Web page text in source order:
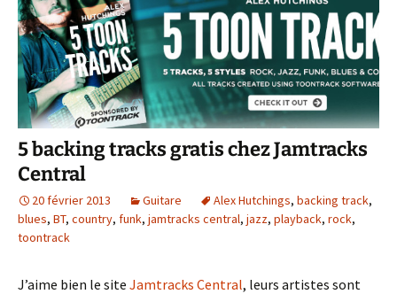
5 backing tracks gratis chez Jamtracks
Central
20 février 2013 Guitare Alex Hutchings, backing track,
blues, BT, country, funk, jamtracks central, jazz, playback, rock,
toontrack
J’aime bien le site Jamtracks Central, leurs artistes sont